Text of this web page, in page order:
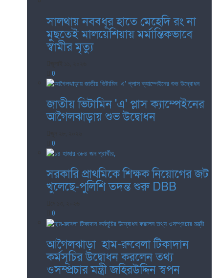
সালথায় নববধূর হাতে মেহেদি রং না
মুছতেই মালয়েশিয়ায় মর্মান্তিকভাবে
স্বামীর মৃত্যু
0
জাতীয় ভিটামিন 'এ' প্লাস ক্যাম্পেইনের
আগৈলঝাড়ায় শুভ উদ্বোধন
0
সরকারি প্রাথমিকে শিক্ষক নিয়োগের জট
খুলেছে-পুলিশি তদন্ত শুরু DBB
0
আগৈলঝাড়া হাম-রুবেলা টিকাদান
কর্মসূচির উদ্বোধন করলেন তথ্য
ওসম্প্রচার মন্ত্রী জহিরউদ্দিন স্বপন